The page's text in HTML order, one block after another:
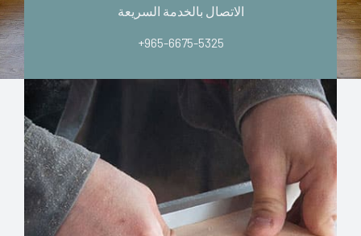
الاتصال بالخدمة السريعة
+965-6675-5325